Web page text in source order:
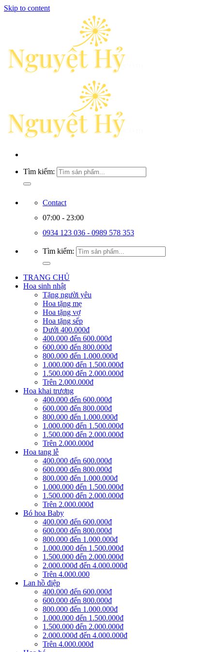
Skip to content
Tìm kiếm:
Contact
07:00 - 23:00
0934 123 036 - 0989 578 353
Tìm kiếm:
TRANG CHỦ
Hoa sinh nhật
Tặng người yêu
Hoa tặng mẹ
Hoa tặng vợ
Hoa tặng sếp
Dưới 400.000đ
400.000 đến 600.000đ
600.000 đến 800.000đ
800.000 đến 1.000.000đ
1.000.000 đến 1.500.000đ
1.500.000 đến 2.000.000đ
Trên 2.000.000đ
Hoa khai trương
400.000 đến 600.000đ
600.000 đến 800.000đ
800.000 đến 1.000.000đ
1.000.000 đến 1.500.000đ
1.500.000 đến 2.000.000đ
Trên 2.000.000đ
Hoa tang lễ
400.000 đến 600.000đ
600.000 đến 800.000đ
800.000 đến 1.000.000đ
1.000.000 đến 1.500.000đ
1.500.000 đến 2.000.000đ
Trên 2.000.000đ
Bó hoa Baby
400.000 đến 600.000đ
600.000 đến 800.000đ
800.000 đến 1.000.000đ
1.000.000 đến 1.500.000đ
1.500.000 đến 2.000.000đ
2.000.000đ đến 4.000.000đ
Trên 4.000.000
Lan hồ điệp
400.000 đến 600.000đ
600.000 đến 800.000đ
800.000 đến 1.000.000đ
1.000.000 đến 1.500.000đ
1.500.000 đến 2.000.000đ
2.000.000đ đến 4.000.000đ
Trên 4.000.000đ